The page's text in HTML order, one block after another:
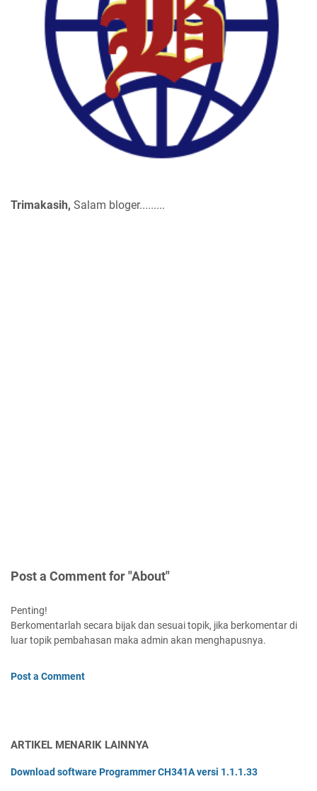
Trimakasih, Salam bloger.........
Post a Comment for "About"
Penting!
Berkomentarlah secara bijak dan sesuai topik, jika berkomentar di
luar topik pembahasan maka admin akan menghapusnya.
Post a Comment
ARTIKEL MENARIK LAINNYA
Download software Programmer CH341A versi 1.1.1.33